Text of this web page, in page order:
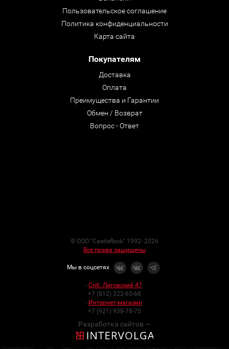
Пользовательское соглашение
Политика конфиденциальности
Карта сайта
Покупателям
Доставка
Оплата
Преимущества и Гарантии
Обмен / Возврат
Вопрос - Ответ
© ООО "CastleRock" 1992- 2026
Все права защищены
Мы в соцсетях
- Спб. Лиговский 47:
+7 (812) 322-65-68
- Интернет-магазин:
+7 (921) 938-78-75
Разработка сайтов —